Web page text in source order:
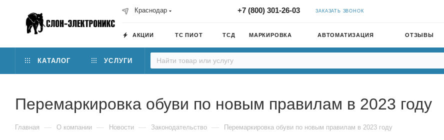
Краснодар +7 (800) 301-26-03 ЗАКАЗАТЬ ЗВОНОК
АКЦИИ ТС ПИОТ ТСД МАРКИРОВКА АВТОМАТИЗАЦИЯ ОТЗЫВЫ
КАТАЛОГ УСЛУГИ
Перемаркировка обуви по новым правилам в 2023 году
Главная — О компании — Новости — Законодательство — Перемаркировка обуви по новым правилам в 2023 году